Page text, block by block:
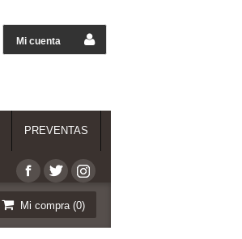
Mi cuenta
PREVENTAS
Mi compra (0)